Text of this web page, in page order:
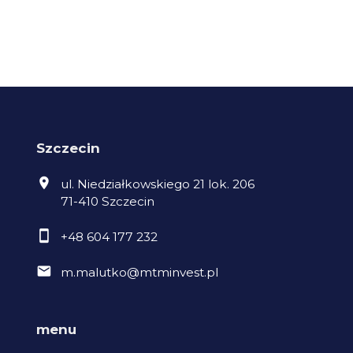
Szczecin
ul. Niedziałkowskiego 21 lok. 206
71-410 Szczecin
+48 604 177 232
m.malutko@mtminvest.pl
menu